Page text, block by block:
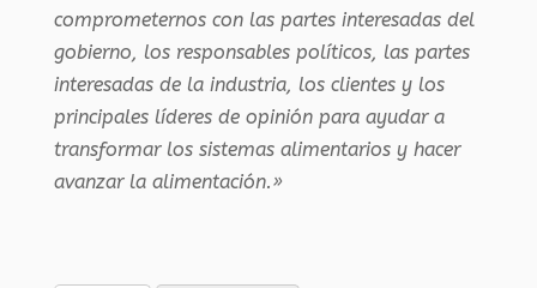
comprometernos con las partes interesadas del
gobierno, los responsables políticos, las partes
interesadas de la industria, los clientes y los
principales líderes de opinión para ayudar a
transformar los sistemas alimentarios y hacer
avanzar la alimentación.»